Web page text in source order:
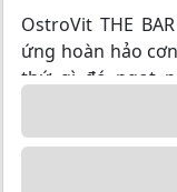
OstroVit THE
ứng hoàn hảo
thứ gì đó ngọt
nào bạn thích.
bạn có thể